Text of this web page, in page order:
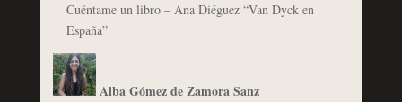
Cuéntame un libro – Ana Diéguez “Van Dyck en
España”
Alba Gómez de Zamora Sanz